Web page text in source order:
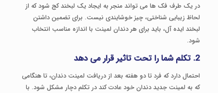
در یک طرف فک ها می تواند منجر به ایجاد یک لبخند کج شود که از
لحاظ زیبایی شناختی، چیز خوشایندی نیست. برای تضمین داشتن
لبخند ایده آل، باید برای هر دندان لمینت با اندازه مناسب انتخاب
شود.
2. تکلم شما را تحت تاثیر قرار می دهد
احتمال دارد که فرد تا دو هفته بعد از دریافت لمینت دندان، تا هنگامی
که به لمینت جدید دندان خود عادت کند در تکلم دچار مشکل شود. با